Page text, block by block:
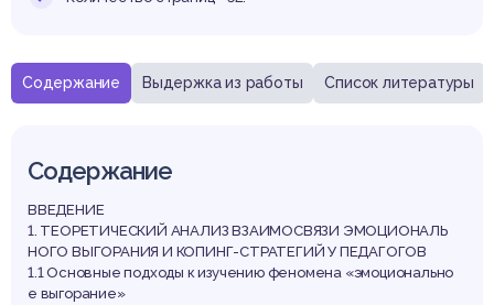
Содержание Выдержка из работы Список литературы
Содержание
ВВЕДЕНИЕ
1. ТЕОРЕТИЧЕСКИЙ АНАЛИЗ ВЗАИМОСВЯЗИ ЭМОЦИОНАЛЬ
НОГО ВЫГОРАНИЯ И КОПИНГ-СТРАТЕГИЙ У ПЕДАГОГОВ
1.1 Основные подходы к изучению феномена «эмоционально
е выгорание»